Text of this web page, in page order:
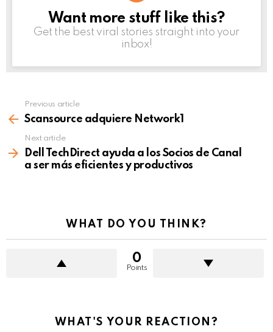
NEWSLETTER
Want more stuff like this?
Get the best viral stories straight into your
inbox!
more
Previous article
Scansource adquiere Network1
Next article
Dell TechDirect ayuda a los Socios de Canal
a ser más eficientes y productivos
WHAT DO YOU THINK?
0
Points
WHAT'S YOUR REACTION?